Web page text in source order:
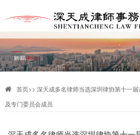
首页>> 深天成多名律师当选深圳律协第十一
及专门委员会成员